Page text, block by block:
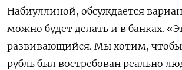
Набиуллиной, обсуждается
можно будет делать и в банках.
развивающийся. Мы хотим,
рубль был востребован реально